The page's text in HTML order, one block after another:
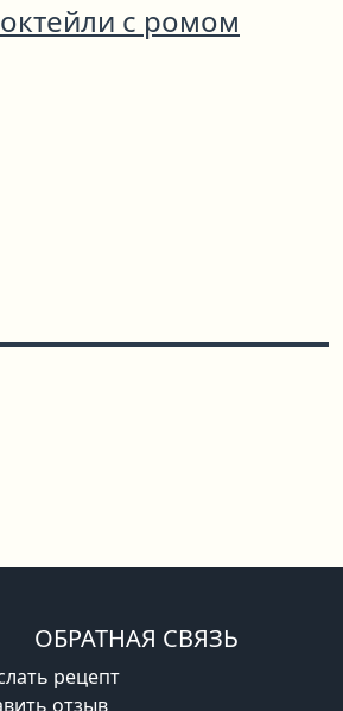
с ромом
ОБРАТНАЯ СВЯЗЬ
рецепт
отзыв